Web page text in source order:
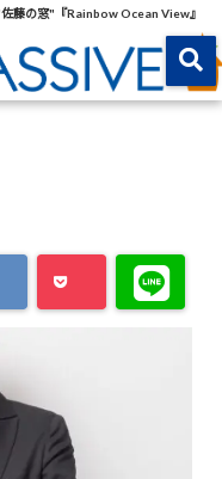
藤の窓"『Rainbow Ocean View』